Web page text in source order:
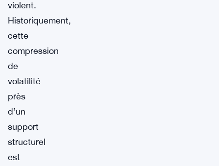
violent.
Historiquement,
cette
compression
de
volatilité
près
d’un
support
structurel
est